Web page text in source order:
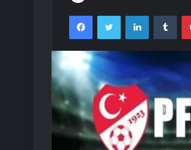
FacebookTwitter LinkedIn